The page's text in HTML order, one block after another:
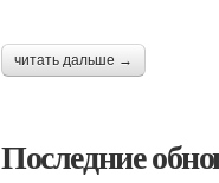
читать дальше →
Последние